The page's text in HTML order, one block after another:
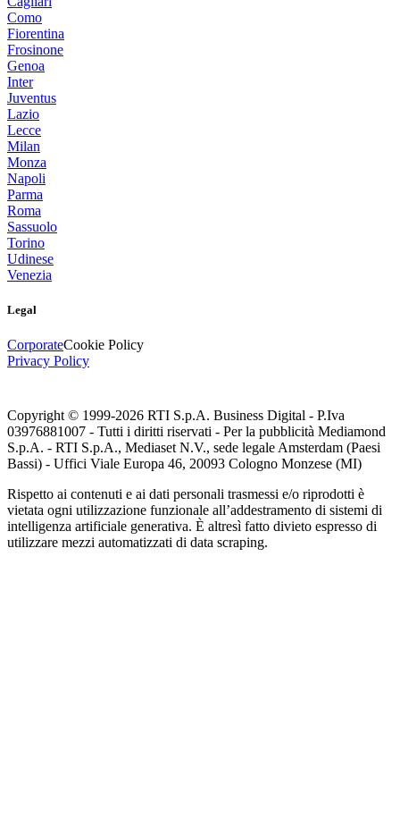
Como
Fiorentina
Frosinone
Genoa
Inter
Juventus
Lazio
Lecce
Milan
Monza
Napoli
Parma
Roma
Sassuolo
Torino
Udinese
Venezia
Legal
CorporateCookie Policy
Privacy Policy
Copyright © 1999-2026 RTI S.p.A. Business Digital - P.Iva
03976881007 - Tutti i diritti riservati - Per la pubblicità Mediamond
S.p.A. - RTI S.p.A., Mediaset N.V., sede legale Amsterdam (Paesi
Bassi) - Uffici Viale Europa 46, 20093 Cologno Monzese (MI)
Rispetto ai contenuti e ai dati personali trasmessi e/o riprodotti è
vietata ogni utilizzazione funzionale all’addestramento di sistemi di
intelligenza artificiale generativa. È altresì fatto divieto espresso di
utilizzare mezzi automatizzati di data scraping.